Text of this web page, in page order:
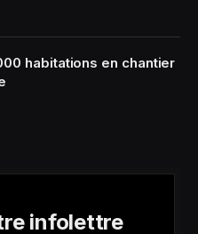
habitations en chantier
infolettre